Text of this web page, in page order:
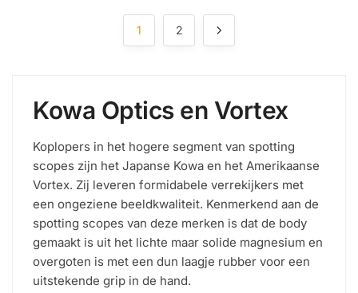
1 2
Kowa Optics en Vortex
Koplopers in het hogere segment van spotting
scopes zijn het Japanse Kowa en het Amerikaanse
Vortex. Zij leveren formidabele verrekijkers met
een ongeziene beeldkwaliteit. Kenmerkend aan de
spotting scopes van deze merken is dat de body
gemaakt is uit het lichte maar solide magnesium en
overgoten is met een dun laagje rubber voor een
uitstekende grip in de hand.